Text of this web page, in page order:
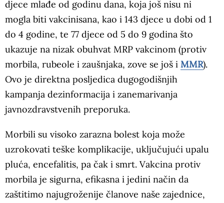
djece mlađe od godinu dana, koja još nisu ni
mogla biti vakcinisana, kao i 143 djece u dobi od 1
do 4 godine, te 77 djece od 5 do 9 godina što
ukazuje na nizak obuhvat MRP vakcinom (protiv
morbila, rubeole i zaušnjaka, zove se još i MMR).
Ovo je direktna posljedica dugogodišnjih
kampanja dezinformacija i zanemarivanja
javnozdravstvenih preporuka.
Morbili su visoko zarazna bolest koja može
uzrokovati teške komplikacije, uključujući upalu
pluća, encefalitis, pa čak i smrt. Vakcina protiv
morbila je sigurna, efikasna i jedini način da
zaštitimo najugroženije članove naše zajednice,